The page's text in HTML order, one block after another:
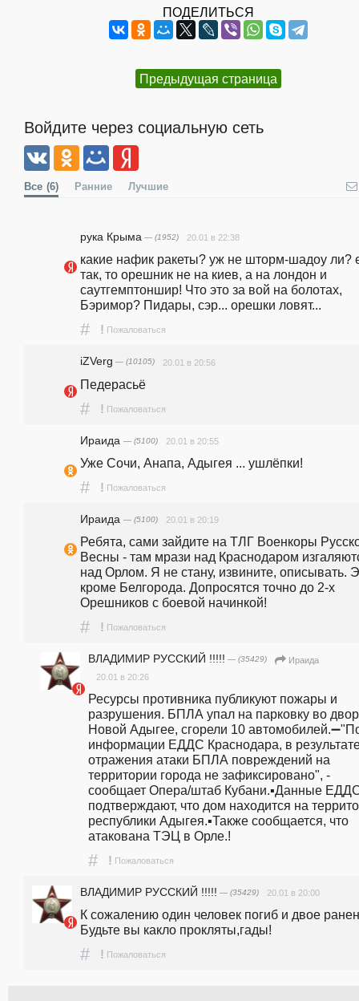
ПОДЕЛИТЬСЯ
Предыдущая страница
Войдите через социальную сеть
Все (6) Ранние Лучшие
рука Крыма — (1952) 20.01 в 22:38
какие нафик ракеты? уж не шторм-шадоу ли?
так, то орешник не на киев, а на лондон и
саутгемптоншир! Что это за вой на болотах,
Бэримор? Пидары, сэр... орешки ловят...
# ! Пожаловаться
iZVerg — (10105) 20.01 в 20:56
Педерасьё
# ! Пожаловаться
Ираида — (5100) 20.01 в 20:55
Уже Сочи, Анапа, Адыгея ... ушлёпки!
# ! Пожаловаться
Ираида — (5100) 20.01 в 20:19
Ребята, сами зайдите на ТЛГ Военкоры
Весны - там мрази над Краснодаром
над Орлом. Я не стану, извините, описывать.
кроме Белгорода. Допросятся точно до 2-х
Орешников с боевой начинкой!
# ! Пожаловаться
ВЛАДИМИР РУССКИЙ !!!!! — (35429)
Ираида
20.01 в 20:26
Ресурсы противника публикуют пожары и
разрушения. БПЛА упал на парковку во
Новой Адыгее, сгорели 10
информации ЕДДС Краснодара, в
отражения атаки БПЛА повреждений на
территории города не зафиксировано", -
сообщает Опера/штаб Кубани.▪️Данные
подтверждают, что дом находится на
республики Адыгея.▪️Также сообщается, что
атакована ТЭЦ в Орле.!
# ! Пожаловаться
ВЛАДИМИР РУССКИЙ !!!!! — (35429) 20.01 в 20:00
К сожалению один человек погиб и двое
Будьте вы какло прокляты,гады!
# ! Пожаловаться